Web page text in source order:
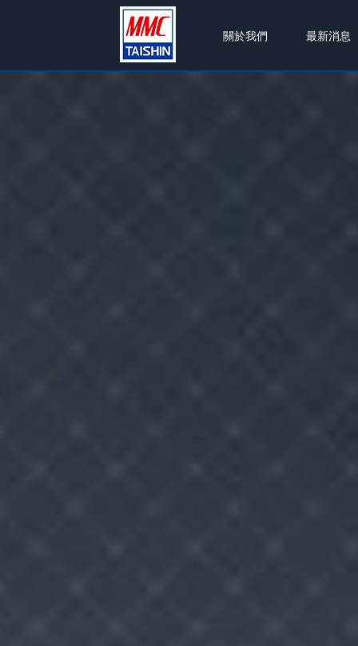
關於我們 最新消息